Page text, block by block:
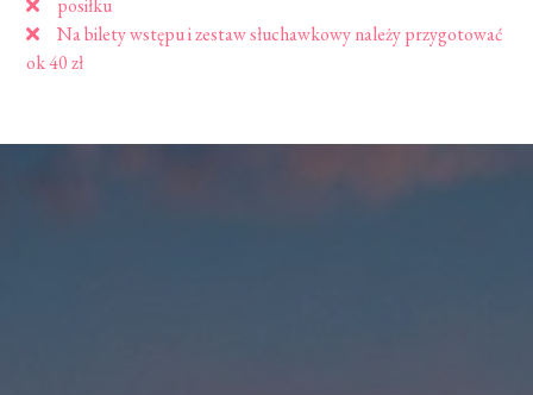
posiłku
Na bilety wstępu i zestaw słuchawkowy należy przygotować
ok 40 zł